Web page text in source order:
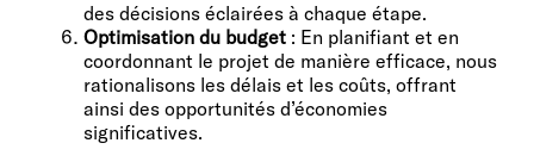
des décisions éclairées à chaque étape.
Optimisation du budget : En planifiant et en
coordonnant le projet de manière efficace, nous
rationalisons les délais et les coûts, offrant
ainsi des opportunités d’économies
significatives.